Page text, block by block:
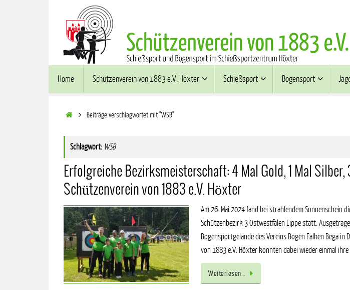
InhaltHome Schützenverein von 1883 e.V. Höxter Schießsport Bogensport
Start Beiträge verschlagwortet mit "WSB"
Schlagwort: WSB
Erfolgreiche Bezirksmeisterschaft: 4 Mal Gold, 1 Mal
Schützenverein von 1883 e.V. Höxter
Am 26. Mai 2024 fand bei strahlendem Sonnenschein
Schützenbezirk 3 Ostwestfalen Lippe statt.
Bogensportgelände des Vereins Bogen Falken Bega
von 1883 e.V. Höxter konnten dabei wieder einmal
Weiterlesen…